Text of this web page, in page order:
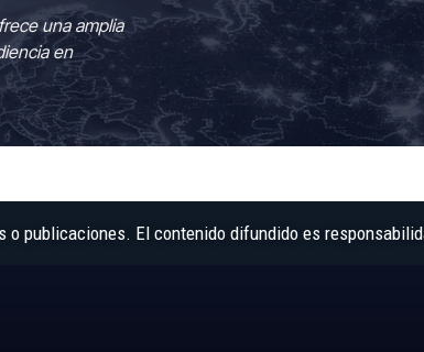
una amplia
en
publicaciones. El contenido difundido es